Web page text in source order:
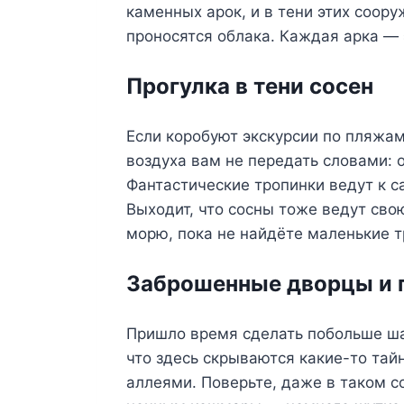
каменных арок, и в тени этих
проносятся облака. Каждая арка —
Прогулка в тени сосен
Если коробуют экскурсии по
воздуха вам не передать словами:
Фантастические тропинки ведут
Выходит, что сосны тоже ведут
морю, пока не найдёте маленькие
Заброшенные дворцы и
Пришло время сделать побольше
что здесь скрываются какие-то
аллеями. Поверьте, даже в таком